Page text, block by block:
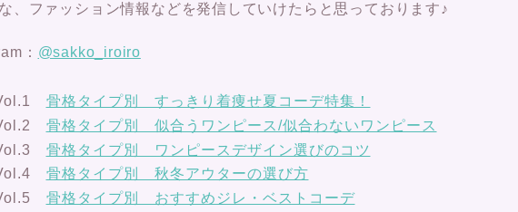
、ファッション情報などを発信していけたらと思っております♪
： @sakko_iroiro
骨格タイプ別 すっきり着痩せ夏コーデ特集！
骨格タイプ別 似合うワンピース/似合わないワンピース
骨格タイプ別 ワンピースデザイン選びのコツ
骨格タイプ別 秋冬アウターの選び方
骨格タイプ別 おすすめジレ・ベストコーデ